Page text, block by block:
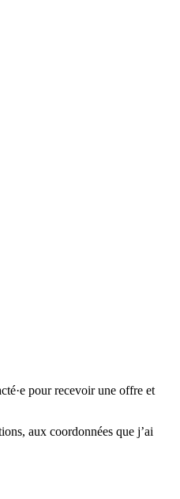
pour recevoir une offre et
aux coordonnées que j’ai